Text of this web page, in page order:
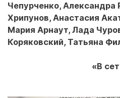
Чепурченко, Александра
Хрипунов, Анастасия
Мария Арнаут, Лада
Коряковский, Татьяна
«В